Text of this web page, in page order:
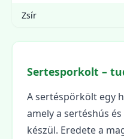
Zsír
Sertesporkolt –
A sertéspörkölt egy
amely a sertéshús
készül. Eredete a